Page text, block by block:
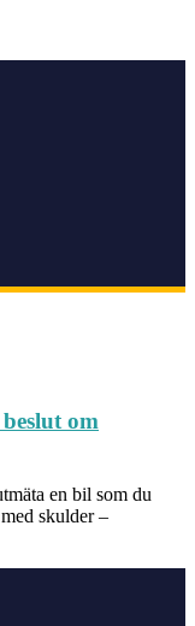
om
en bil som du
skulder –